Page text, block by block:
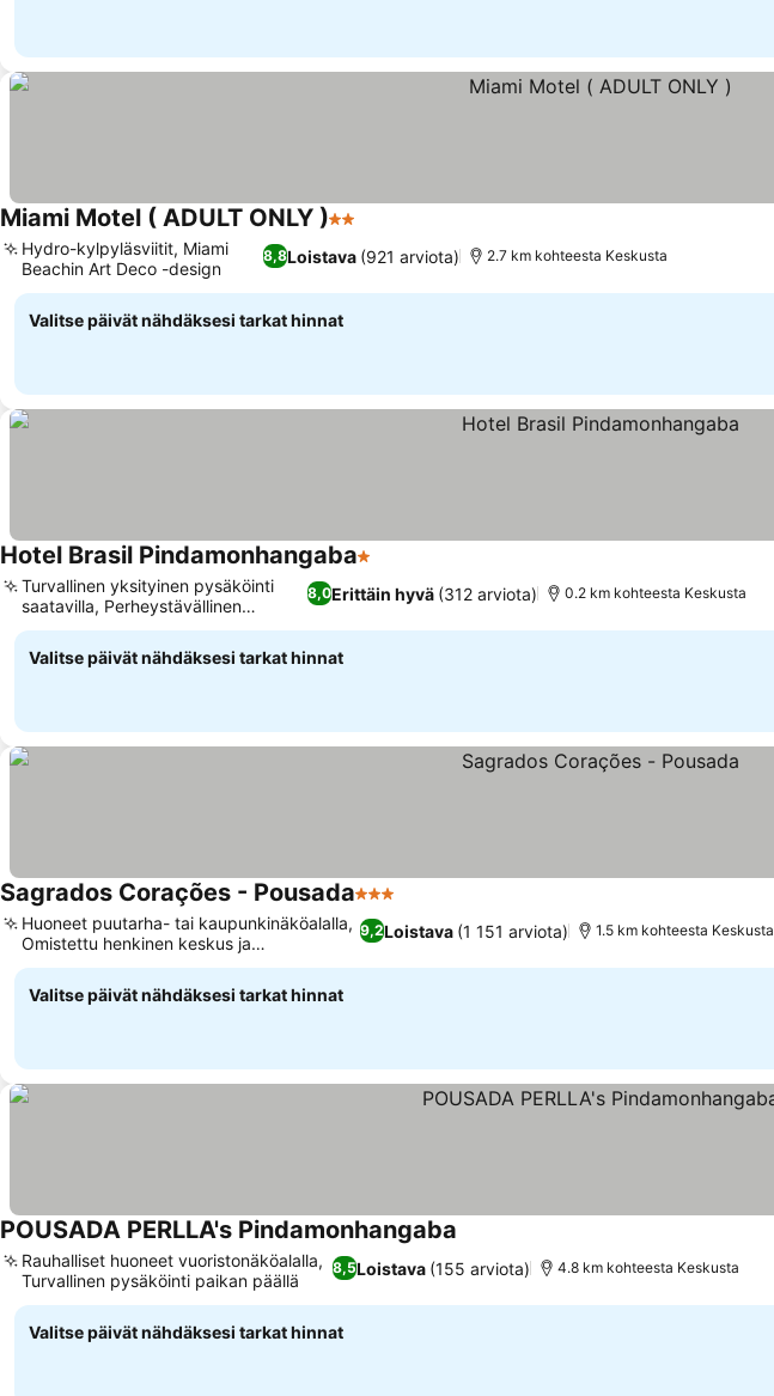
Miami Motel ( ADULT ONLY )2 Tähtiluokitus
8,8Loistava (921 arviota)
Hydro-kylpyläsviitit, Miami
Beachin Art Deco -design
2.7 km kohteesta Keskusta
Valitse päivät nähdäksesi tarkat hinnat
Hotel Brasil Pindamonhangaba1 Tähtiluokitus
8,0Erittäin hyvä (312 arviota)
Turvallinen yksityinen pysäköinti
saatavilla, Perheystävällinen
majoitus
0.2 km kohteesta Keskusta
Valitse päivät nähdäksesi tarkat hinnat
Sagrados Corações - Pousada3 Tähtiluokitus
9,2Loistava (1 151 arviota)
Huoneet puutarha- tai kaupunkinäköalalla,
Omistettu henkinen keskus ja
tapahtumatila
1.5 km kohteesta Keskusta
Valitse päivät nähdäksesi tarkat hinnat
POUSADA PERLLA's Pindamonhangaba
8,5Loistava (155 arviota)
Rauhalliset huoneet vuoristonäköalalla,
Turvallinen pysäköinti paikan päällä
4.8 km kohteesta Keskusta
Valitse päivät nähdäksesi tarkat hinnat